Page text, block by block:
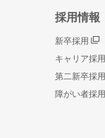
採用情報
新卒採用
キャリア採用
第二新卒採用
障がい者採用